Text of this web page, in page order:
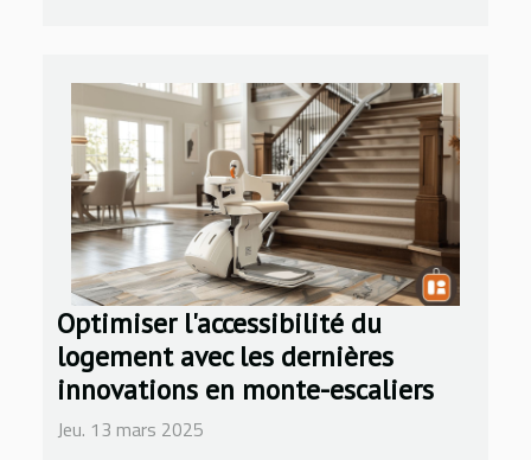
Optimiser l'accessibilité du
logement avec les dernières
innovations en monte-escaliers
Jeu. 13 mars 2025